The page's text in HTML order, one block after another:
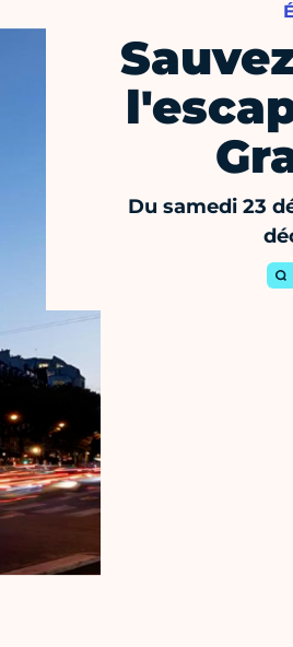
Du samedi 23